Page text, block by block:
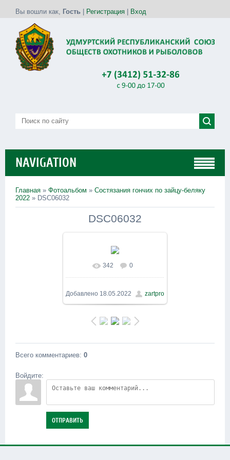
Вы вошли как, Гость Регистрация Вход
NAVIGATION
Главная » Фотоальбом » Состязания гончих по зайцу-беляку
2022 » DSC06032
DSC06032
В реальном размере
1600x900 / 425.2Kb
342 0
Добавлено 18.05.2022 zartpro
Всего комментариев: 0
Войдите:
ОТПРАВИТЬ